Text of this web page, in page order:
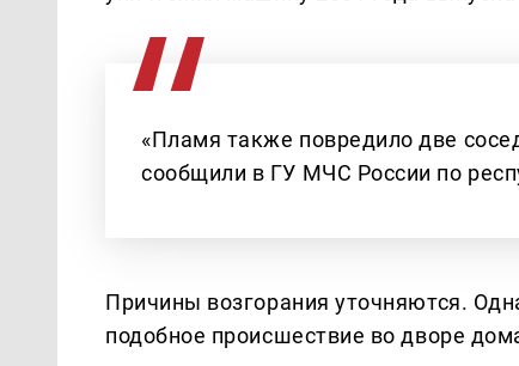
«Пламя также повредило две
сообщили в ГУ МЧС России по
Причины возгорания уточняются.
подобное происшествие во дворе